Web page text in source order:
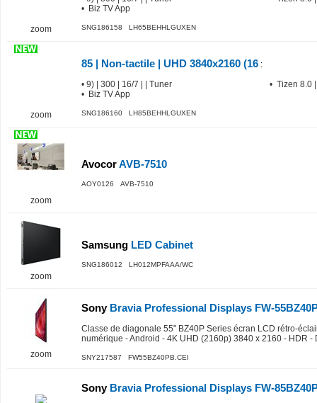
zoom
• Biz TV App
SNG186158 LH65BEHHLGUXEN
zoom
85 | Non-tactile | UHD 3840x2160 (16 :
• 9) | 300 | 16/7 | | Tuner
• Biz TV App
• Tizen 8.0
SNG186160 LH85BEHHLGUXEN
zoom
AvocorAVB-7510
AOY0126 AVB-7510
zoom
Samsung LED Cabinet
SNG186012 LH012MPFAAA/WC
zoom
SonyBravia Professional Displays FW-
Classe de diagonale 55" BZ40P Series écran LCD rétro-
numérique - Android - 4K UHD (2160p) 3840 x 2160 - HDR -
SNY217587 FW55BZ40PB.CEI
SonyBravia Professional Displays FW-